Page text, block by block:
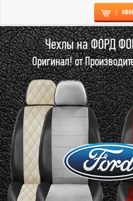
|
Чехлы на ФОРД
Оригинал! от